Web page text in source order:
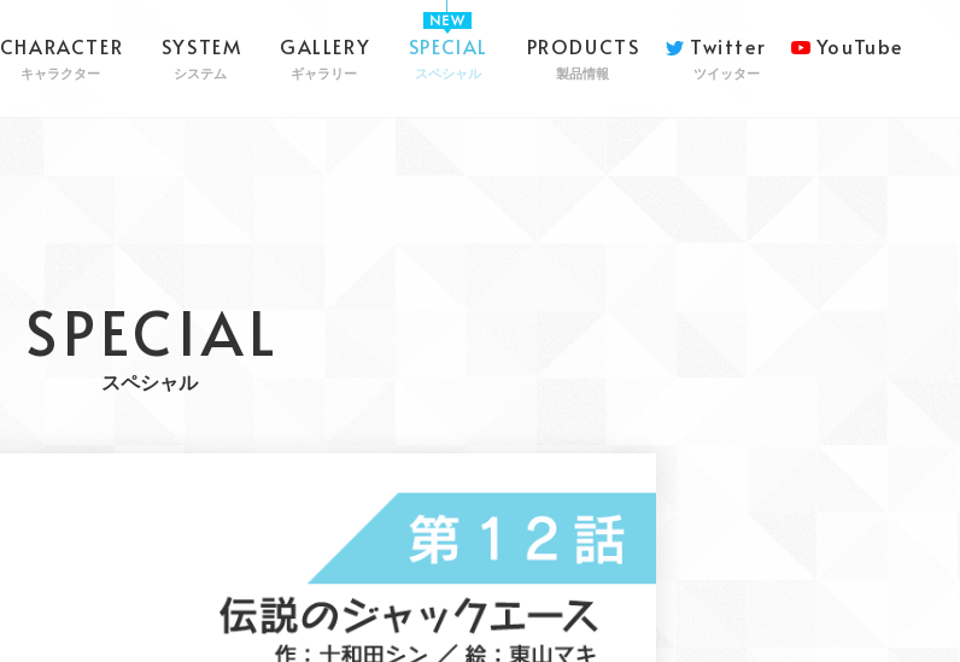
CHARACTER
キャラクター
SYSTEM
システム
GALLERY
ギャラリー
SPECIAL
スペシャル
PRODUCTS
製品情報
Twitter
ツイッター
YouTube
SPECIAL
スペシャル